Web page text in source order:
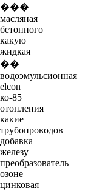
���
масляная
бетонного
какую
жидкая
��
водоэмульсионная
elcon
ко-85
отопления
какие
трубопроводов
добавка
железу
преобразователь
озоне
цинковая